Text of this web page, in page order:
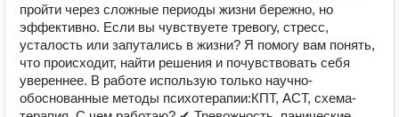
пройти через сложные периоды жизни бережно, но
эффективно. Если вы чувствуете тревогу, стресс,
усталость или запутались в жизни? Я помогу вам понять,
что происходит, найти решения и почувствовать себя
увереннее. В работе использую только научно-
обоснованные методы психотерапии:КПТ, ACT, схема-